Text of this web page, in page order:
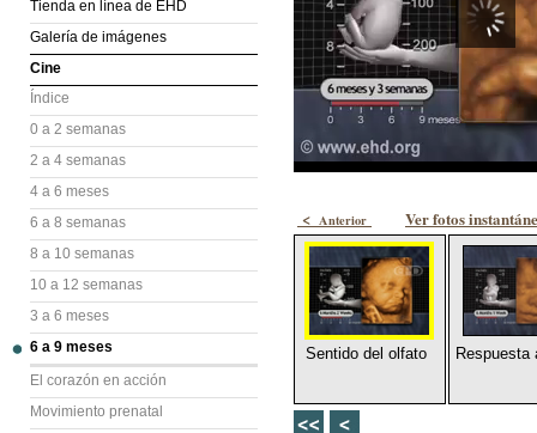
Tienda en línea de EHD
Galería de imágenes
Cine
Índice
0 a 2 semanas
2 a 4 semanas
4 a 6 meses
6 a 8 semanas
8 a 10 semanas
10 a 12 semanas
3 a 6 meses
6 a 9 meses
El corazón en acción
Movimiento prenatal
< Anterior Ver fotos
Sentido del olfato Respuesta